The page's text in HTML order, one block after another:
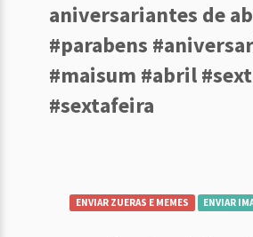
aniversariantes de
#parabens
#maisum #abril
#sextafeira
ENVIAR ZUERAS E MEMES ENVIAR